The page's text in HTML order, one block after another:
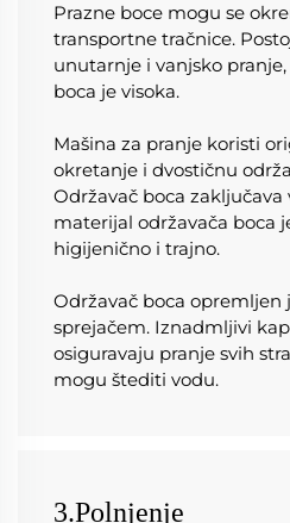
Prazne boce mogu se
transportne tračnice.
unutarnje i vanjsko
boca je visoka.
Mašina za pranje koristi
okretanje i dvostičnu
Održavač boca
materijal održavača boca
higijenično i trajno.
Održavač boca opremljen
sprejačem. Iznadmljivi
osiguravaju pranje svih
mogu štediti vodu.
3.Polnjenje